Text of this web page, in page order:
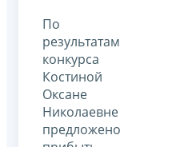
По
результатам
конкурса
Костиной
Оксане
Николаевне
предложено